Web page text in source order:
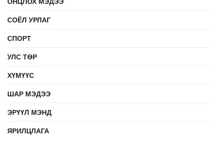
СОЁЛ УРЛАГ
СПОРТ
УЛС ТӨР
ХҮМҮҮС
ШАР МЭДЭЭ
ЭРҮҮЛ МЭНД
ЯРИЛЦЛАГА